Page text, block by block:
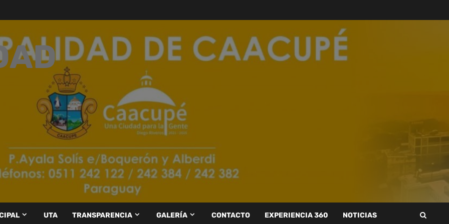
UTA TRANSPARENCIA GALERÍA CONTACTO EXPERIENCIA 360 NOTICIAS